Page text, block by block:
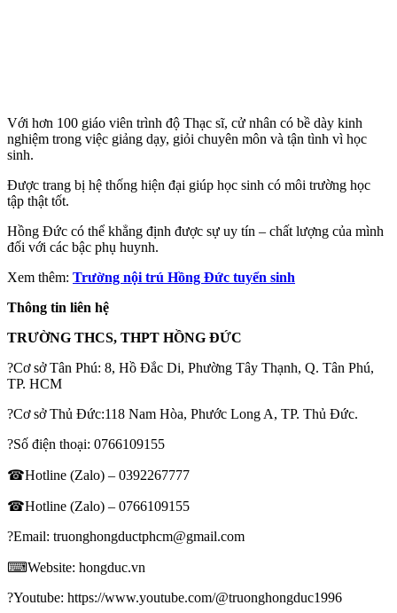
Với hơn 100 giáo viên trình độ Thạc sĩ, cử nhân có bề dày kinh
nghiệm trong việc giảng dạy, giỏi chuyên môn và tận tình vì học
sinh.
Được trang bị hệ thống hiện đại giúp học sinh có môi trường học
tập thật tốt.
Hồng Đức có thể khẳng định được sự uy tín – chất lượng của mình
đối với các bậc phụ huynh.
Xem thêm: Trường nội trú Hồng Đức tuyển sinh
Thông tin liên hệ
TRƯỜNG THCS, THPT HỒNG ĐỨC
?Cơ sở Tân Phú: 8, Hồ Đắc Di, Phường Tây Thạnh, Q. Tân Phú,
TP. HCM
?Cơ sở Thủ Đức:118 Nam Hòa, Phước Long A, TP. Thủ Đức.
?Số điện thoại: 0766109155
☎Hotline (Zalo) – 0392267777
☎Hotline (Zalo) – 0766109155
?Email: truonghongductphcm@gmail.com
⌨Website: hongduc.vn
?Youtube: https://www.youtube.com/@truonghongduc1996